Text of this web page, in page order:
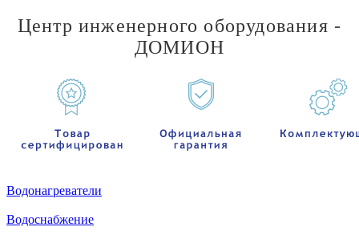
Центр инженерного оборудования -
ДОМИОН
Водонагреватели
Водоснабжение